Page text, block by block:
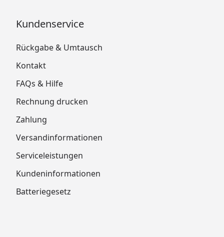
Kundenservice
Rückgabe & Umtausch
Kontakt
FAQs & Hilfe
Rechnung drucken
Zahlung
Versandinformationen
Serviceleistungen
Kundeninformationen
Batteriegesetz